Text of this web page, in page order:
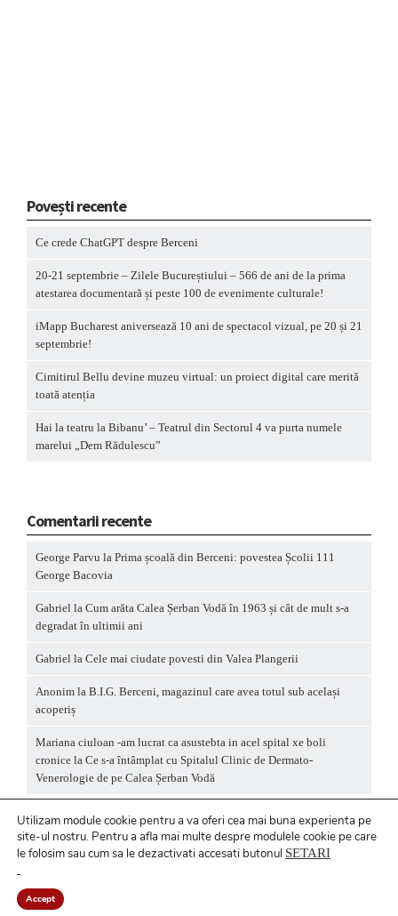
Povești recente
Ce crede ChatGPT despre Berceni
20-21 septembrie – Zilele Bucureștiului – 566 de ani de la prima
atestarea documentară și peste 100 de evenimente culturale!
iMapp Bucharest aniversează 10 ani de spectacol vizual, pe 20 și 21
septembrie!
Cimitirul Bellu devine muzeu virtual: un proiect digital care merită
toată atenția
Hai la teatru la Bibanu’ – Teatrul din Sectorul 4 va purta numele
marelui „Dem Rădulescu”
Comentarii recente
George Parvu la Prima școală din Berceni: povestea Școlii 111
George Bacovia
Gabriel la Cum arăta Calea Șerban Vodă în 1963 și cât de mult s-a
degradat în ultimii ani
Gabriel la Cele mai ciudate povesti din Valea Plangerii
Anonim la B.I.G. Berceni, magazinul care avea totul sub același
acoperiș
Mariana ciuloan -am lucrat ca asustebta in acel spital xe boli
cronice la Ce s-a întâmplat cu Spitalul Clinic de Dermato-
Venerologie de pe Calea Șerban Vodă
Utilizam module cookie pentru a va oferi cea mai buna experienta pe
site-ul nostru. Pentru a afla mai multe despre modulele cookie pe care
le folosim sau cum sa le dezactivati accesati butonul SETARI
Accept